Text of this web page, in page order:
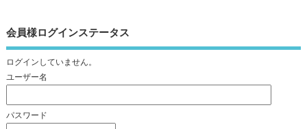
会員様ログインステータス
ログインしていません。
ユーザー名
パスワード